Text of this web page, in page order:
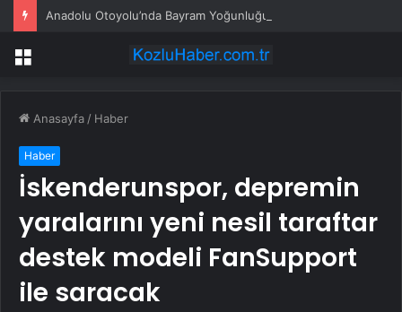
Anadolu Otoyolu’nda Bayram Yoğunluğu
Menü
Anasayfa / Haber
Haber
İskenderunspor, depremin
yaralarını yeni nesil taraftar
destek modeli FanSupport
ile saracak